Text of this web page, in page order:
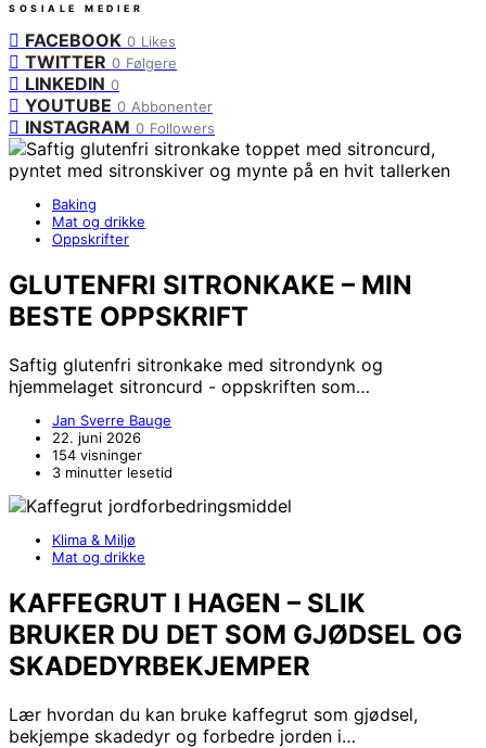
SOSIALE MEDIER
FACEBOOK 0 Likes
TWITTER 0 Følgere
LINKEDIN 0
YOUTUBE 0 Abbonenter
INSTAGRAM 0 Followers
Baking
Mat og drikke
Oppskrifter
GLUTENFRI SITRONKAKE – MIN
BESTE OPPSKRIFT
Saftig glutenfri sitronkake med sitrondynk og
hjemmelaget sitroncurd - oppskriften som…
Jan Sverre Bauge
22. juni 2026
154 visninger
3 minutter lesetid
Klima & Miljø
Mat og drikke
KAFFEGRUT I HAGEN – SLIK
BRUKER DU DET SOM GJØDSEL OG
SKADEDYRBEKJEMPER
Lær hvordan du kan bruke kaffegrut som gjødsel,
bekjempe skadedyr og forbedre jorden i…